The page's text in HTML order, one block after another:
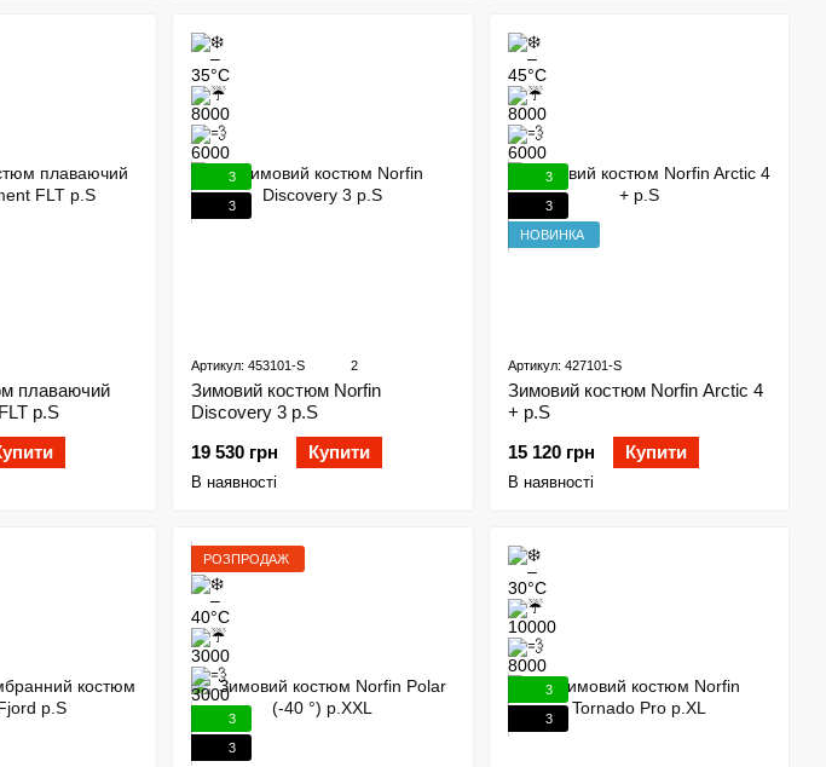
плаваючий
р.S
3
3
Артикул: 453101-S 2
Зимовий костюм Norfin
Discovery 3 р.S
19 530 грн
Купити
В наявності
3
3
НОВИНКА
Артикул: 427101-S
Зимовий костюм Norfin Arctic 4
+ р.S
15 120 грн
Купити
В наявності
РОЗПРОДАЖ
3
3
3
3